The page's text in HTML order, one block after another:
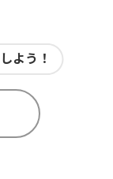
よう！